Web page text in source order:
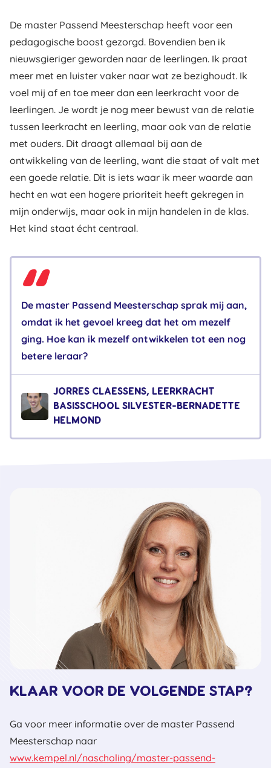
De master Passend Meesterschap heeft voor een
pedagogische boost gezorgd. Bovendien ben ik
nieuwsgieriger geworden naar de leerlingen. Ik praat
meer met en luister vaker naar wat ze bezighoudt. Ik
voel mij af en toe meer dan een leerkracht voor de
leerlingen. Je wordt je nog meer bewust van de relatie
tussen leerkracht en leerling, maar ook van de relatie
met ouders. Dit draagt allemaal bij aan de
ontwikkeling van de leerling, want die staat of valt met
een goede relatie. Dit is iets waar ik meer waarde aan
hecht en wat een hogere prioriteit heeft gekregen in
mijn onderwijs, maar ook in mijn handelen in de klas.
Het kind staat écht centraal.
De master Passend Meesterschap sprak mij aan,
omdat ik het gevoel kreeg dat het om mezelf
ging. Hoe kan ik mezelf ontwikkelen tot een nog
betere leraar?
JORRES CLAESSENS, LEERKRACHT
BASISSCHOOL SILVESTER-BERNADETTE
HELMOND
KLAAR VOOR DE VOLGENDE STAP?
Ga voor meer informatie over de master Passend
Meesterschap naar
www.kempel.nl/nascholing/master-passend-